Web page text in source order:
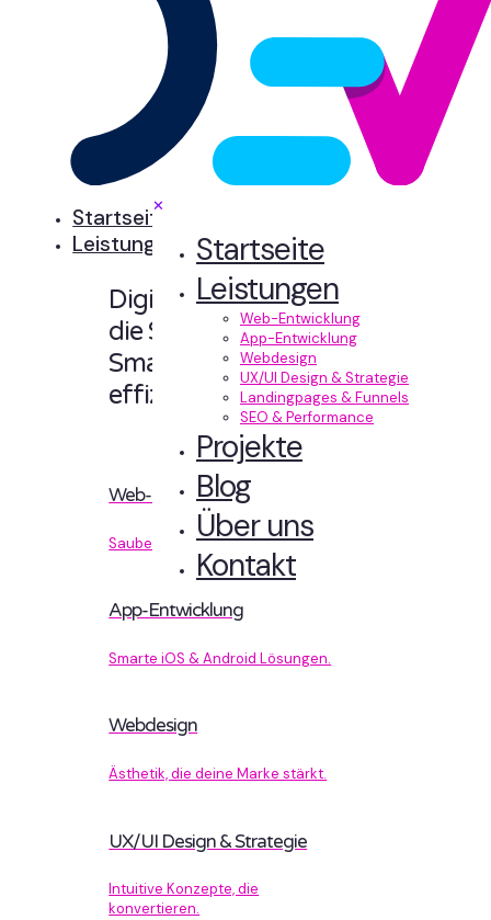
✕
Startseite
Leistungen
Web-Entwicklung
App-Entwicklung
Webdesign
UX/UI Design & Strategie
Landingpages & Funnels
SEO & Performance
Projekte
Blog
Über uns
Kontakt
Startseite
Leistungen
Digitale Erlebnisse,
die Sinn machen.
Smart designt und
effizient entwickelt.
Web-Entwicklung
Sauberer Code, der performt.
App-Entwicklung
Smarte iOS & Android Lösungen.
Webdesign
Ästhetik, die deine Marke stärkt.
UX/UI Design & Strategie
Intuitive Konzepte, die
konvertieren.